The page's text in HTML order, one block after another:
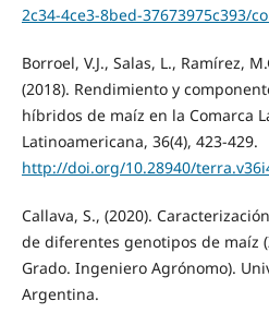
2c34-4ce3-8bed-37673975c393/
Borroel, V.J., Salas, L., Ramírez,
(2018). Rendimiento y
híbridos de maíz en la Comarca
Latinoamericana, 36(4), 423-429.
http://doi.org/10.28940/
Callava, S., (2020).
de diferentes genotipos de maíz
Grado. Ingeniero Agrónomo).
Argentina.